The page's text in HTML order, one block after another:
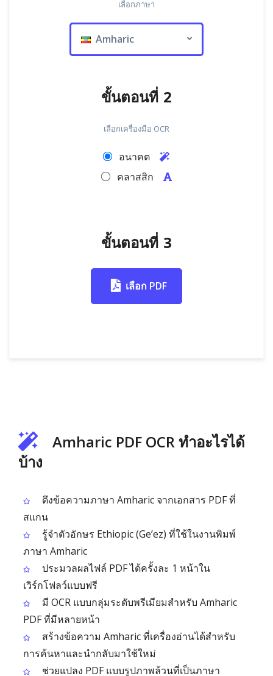
เลือกภาษา
Amharic
ขั้นตอนที่ 2
เลือกเครื่องมือ OCR
อนาคต
คลาสสิก
ขั้นตอนที่ 3
เลือก PDF
Amharic PDF OCR ทำอะไรได้
บ้าง
ดึงข้อความภาษา Amharic จากเอกสาร PDF ที่
สแกน
รู้จำตัวอักษร Ethiopic (Ge’ez) ที่ใช้ในงานพิมพ์
ภาษา Amharic
ประมวลผลไฟล์ PDF ได้ครั้งละ 1 หน้าใน
เวิร์กโฟลว์แบบฟรี
มี OCR แบบกลุ่มระดับพรีเมียมสำหรับ Amharic
PDF ที่มีหลายหน้า
สร้างข้อความ Amharic ที่เครื่องอ่านได้สำหรับ
การค้นหาและนำกลับมาใช้ใหม่
ช่วยแปลง PDF แบบรูปภาพล้วนที่เป็นภาษา